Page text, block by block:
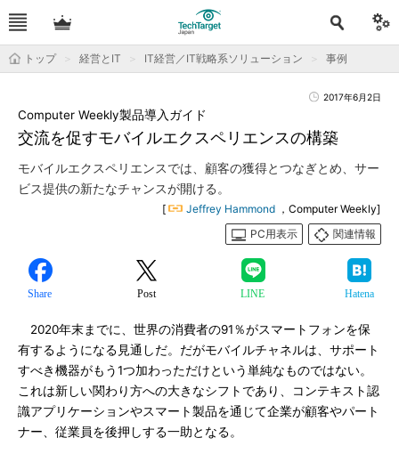
トップ 経営とIT IT経営／IT戦略系ソリューション 事例
2017年6月2日
交流を促すモバイルエクスペリエンスの構築
Computer Weekly製品導入ガイド
モバイルエクスペリエンスでは、顧客の獲得とつなぎとめ、サー
ビス提供の新たなチャンスが開ける。
[ Jeffrey Hammond ，Computer Weekly]
PC用表示
関連情報
Share Post LINE Hatena
2020年末までに、世界の消費者の91％がスマートフォンを保
有するようになる見通しだ。だがモバイルチャネルは、サポート
すべき機器がもう1つ加わっただけという単純なものではない。
これは新しい関わり方への大きなシフトであり、コンテキスト認
識アプリケーションやスマート製品を通じて企業が顧客やパート
ナー、従業員を後押しする一助となる。